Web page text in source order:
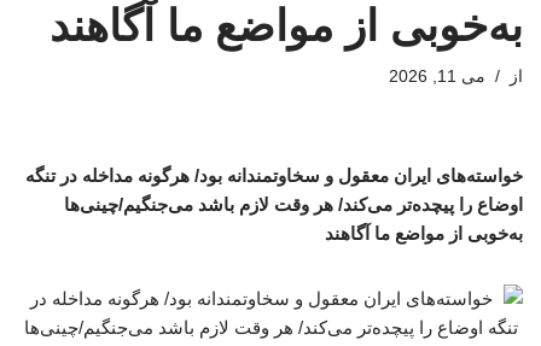
به‌خوبی از مواضع ما آگاهند
از می 11, 2026
خواسته‌های ایران معقول و سخاوتمندانه بود/ هرگونه مداخله در تنگه
اوضاع را پیچده‌تر می‌کند/ هر وقت لازم باشد می‌جنگیم/چینی‌ها
به‌خوبی از مواضع ما آگاهند